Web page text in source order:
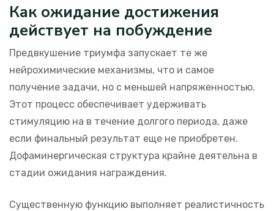
Как ожидание достижения
действует на побуждение
Предвкушение триумфа запускает те же
нейрохимические механизмы, что и самое
получение задачи, но с меньшей напряженностью.
Этот процесс обеспечивает удерживать
стимуляцию на в течение долгого периода, даже
если финальный результат еще не приобретен.
Дофаминергическая структура крайне деятельна в
стадии ожидания награждения.
Существенную функцию выполняет реалистичность